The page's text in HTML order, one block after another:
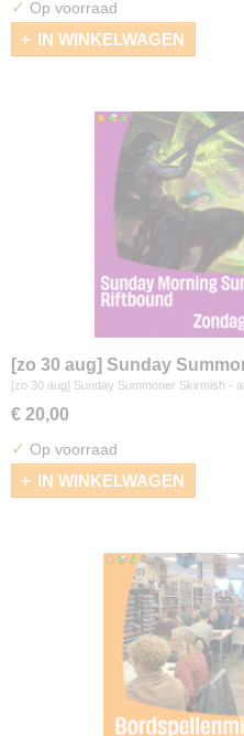
✓ Op voorraad
IN WINKELWAGEN
[zo 30 aug] Sunday
Riftbound
[zo 30 aug] Sunday Summoner Skirmish -
€ 20,00
✓ Op voorraad
IN WINKELWAGEN